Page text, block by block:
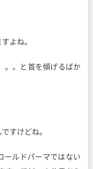
よね。
。。と首を傾げるばか
すけどね。
ールドパーマではない